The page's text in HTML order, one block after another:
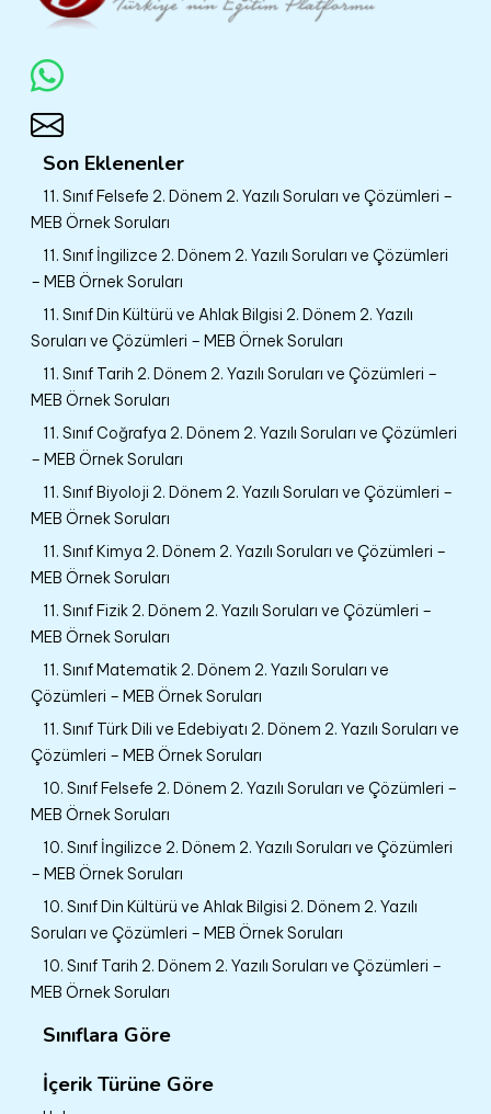
Son Eklenenler
11. Sınıf Felsefe 2. Dönem 2. Yazılı Soruları ve Çözümleri –
MEB Örnek Soruları
11. Sınıf İngilizce 2. Dönem 2. Yazılı Soruları ve Çözümleri
– MEB Örnek Soruları
11. Sınıf Din Kültürü ve Ahlak Bilgisi 2. Dönem 2. Yazılı
Soruları ve Çözümleri – MEB Örnek Soruları
11. Sınıf Tarih 2. Dönem 2. Yazılı Soruları ve Çözümleri –
MEB Örnek Soruları
11. Sınıf Coğrafya 2. Dönem 2. Yazılı Soruları ve Çözümleri
– MEB Örnek Soruları
11. Sınıf Biyoloji 2. Dönem 2. Yazılı Soruları ve Çözümleri –
MEB Örnek Soruları
11. Sınıf Kimya 2. Dönem 2. Yazılı Soruları ve Çözümleri –
MEB Örnek Soruları
11. Sınıf Fizik 2. Dönem 2. Yazılı Soruları ve Çözümleri –
MEB Örnek Soruları
11. Sınıf Matematik 2. Dönem 2. Yazılı Soruları ve
Çözümleri – MEB Örnek Soruları
11. Sınıf Türk Dili ve Edebiyatı 2. Dönem 2. Yazılı Soruları ve
Çözümleri – MEB Örnek Soruları
10. Sınıf Felsefe 2. Dönem 2. Yazılı Soruları ve Çözümleri –
MEB Örnek Soruları
10. Sınıf İngilizce 2. Dönem 2. Yazılı Soruları ve Çözümleri
– MEB Örnek Soruları
10. Sınıf Din Kültürü ve Ahlak Bilgisi 2. Dönem 2. Yazılı
Soruları ve Çözümleri – MEB Örnek Soruları
10. Sınıf Tarih 2. Dönem 2. Yazılı Soruları ve Çözümleri –
MEB Örnek Soruları
Sınıflara Göre
İçerik Türüne Göre